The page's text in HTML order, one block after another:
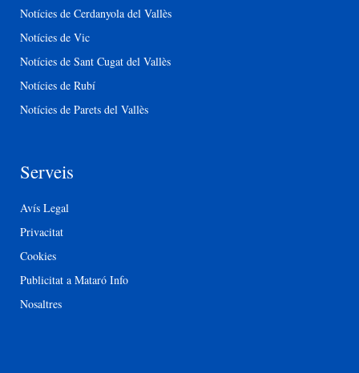
Notícies de Cerdanyola del Vallès
Notícies de Vic
Notícies de Sant Cugat del Vallès
Notícies de Rubí
Notícies de Parets del Vallès
Serveis
Avís Legal
Privacitat
Cookies
Publicitat a Mataró Info
Nosaltres